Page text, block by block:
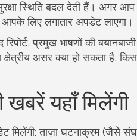
स्थिति बदल देती हैं। अगर
लिए लगातार अपडेट लाएगा।
प्रमुख भाषणों की
क्षेत्रीय असर क्या हो सकता है,
यहाँ मिलेंगी
ताज़ा घटनाक्रम (जैसे